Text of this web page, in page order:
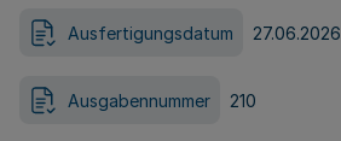
Ausfertigungsdatum 27.06.2026
Ausgabennummer 210